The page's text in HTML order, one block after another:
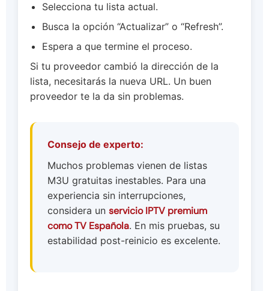
Selecciona tu lista actual.
Busca la opción “Actualizar” o “Refresh”.
Espera a que termine el proceso.
Si tu proveedor cambió la dirección de la
lista, necesitarás la nueva URL. Un buen
proveedor te la da sin problemas.
Consejo de experto:
Muchos problemas vienen de listas
M3U gratuitas inestables. Para una
experiencia sin interrupciones,
considera un servicio IPTV premium
como TV Española. En mis pruebas, su
estabilidad post-reinicio es excelente.